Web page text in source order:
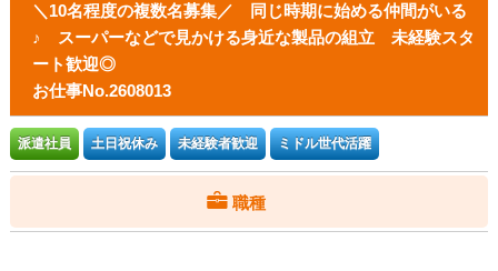
＼10名程度の複数名募集／ 同じ時期に始める仲間がいる
♪ スーパーなどで見かける身近な製品の組立 未経験スタ
ート歓迎◎
お仕事No.2608013
派遣社員 土日祝休み 未経験者歓迎 ミドル世代活躍
職種